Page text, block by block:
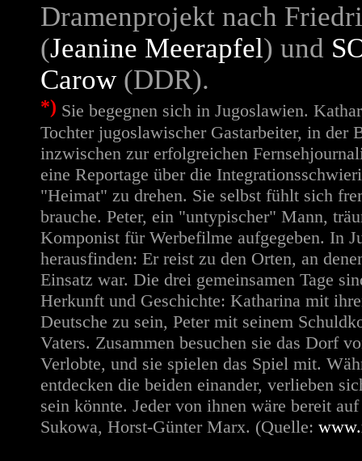
Dramenprojekt nach
(Jeanine Meerapfel) und
Carow(DDR).
*) Sie begegnen sich in Jugoslawien.
Tochter jugoslawischer Gastarbeiter, in der
inzwischen zur erfolgreichen
eine Reportage über die
"Heimat" zu drehen. Sie selbst fühlt sich
brauche. Peter, ein "untypischer" Mann,
Komponist für Werbefilme aufgegeben. In
herausfinden: Er reist zu den Orten, an
Einsatz war. Die drei gemeinsamen Tage
Herkunft und Geschichte: Katharina mit
Deutsche zu sein, Peter mit seinem
Vaters. Zusammen besuchen sie das Dorf
Verlobte, und sie spielen das Spiel mit.
entdecken die beiden einander, verlieben
sein könnte. Jeder von ihnen wäre bereit
Sukowa, Horst-Günter Marx. (Quelle: